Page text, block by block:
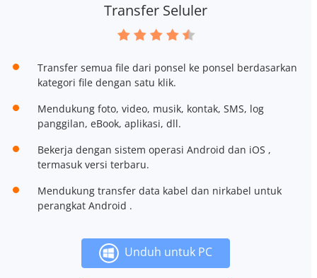
Transfer Seluler
Transfer semua file dari ponsel ke ponsel berdasarkan
kategori file dengan satu klik.
Mendukung foto, video, musik, kontak, SMS, log
panggilan, eBook, aplikasi, dll.
Bekerja dengan sistem operasi Android dan iOS ,
termasuk versi terbaru.
Mendukung transfer data kabel dan nirkabel untuk
perangkat Android .
Unduh untuk PC